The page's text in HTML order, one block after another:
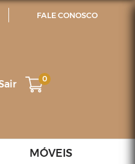
FALE CONOSCO
0
MÓVEIS